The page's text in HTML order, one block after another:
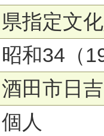
県指定文
昭和34（
酒田市日
個人